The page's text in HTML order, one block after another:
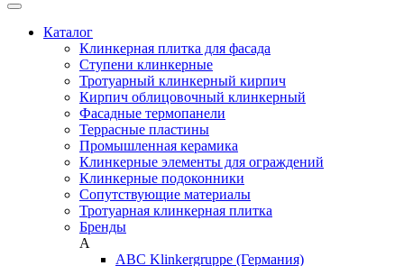
Каталог
Клинкерная плитка для фасада
Ступени клинкерные
Тротуарный клинкерный кирпич
Кирпич облицовочный клинкерный
Фасадные термопанели
Террасные пластины
Промышленная керамика
Клинкерные элементы для ограждений
Клинкерные подоконники
Сопутствующие материалы
Тротуарная клинкерная плитка
Бренды
A
ABC Klinkergruppe (Германия)